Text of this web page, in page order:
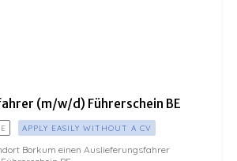
(m/w/d) Führerschein BE
APPLY EASILY WITHOUT A CV
Borkum einen Auslieferungsfahrer